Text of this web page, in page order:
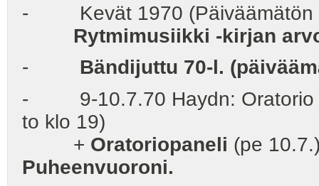
- Kevät 1970 (Päiväämätön -
Rytmimusiikki -kirjan
- Bändijuttu 70-l.
- 9-10.7.70 Haydn: Oratorio
to klo 19)
+ Oratoriopaneli (pe
Puheenvuoroni.